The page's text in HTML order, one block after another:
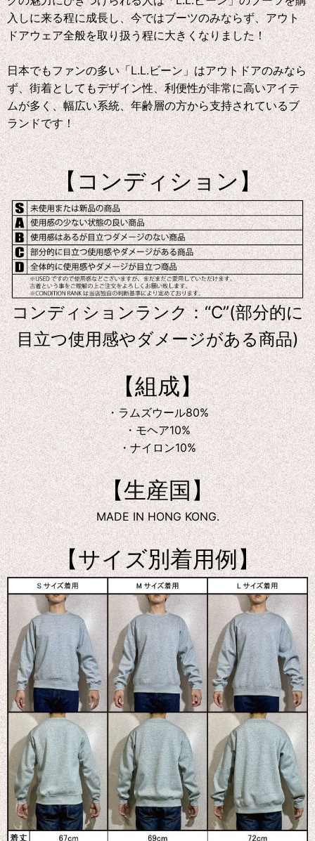
入しに来る程に成長し、今ではブーツのみならず、アウト
ドアウェア全般を取り扱う程に大きくなりました！
日本でもファンの多い「L.L.ビーン」はアウトドアのみなら
ず、街着としてもデザイン性、利便性が非常に高いアイテ
ムが多く、幅広い系統、年齢層の方から支持されているブ
ランドです！
【コンディション】
コンディションランク：“C”(部分的に
目立つ使用感やダメージがある商品)
【組成】
・ラムズウール80%
・モヘア10%
・ナイロン10%
【生産国】
MADE IN HONG KONG.
【サイズ別着用例】